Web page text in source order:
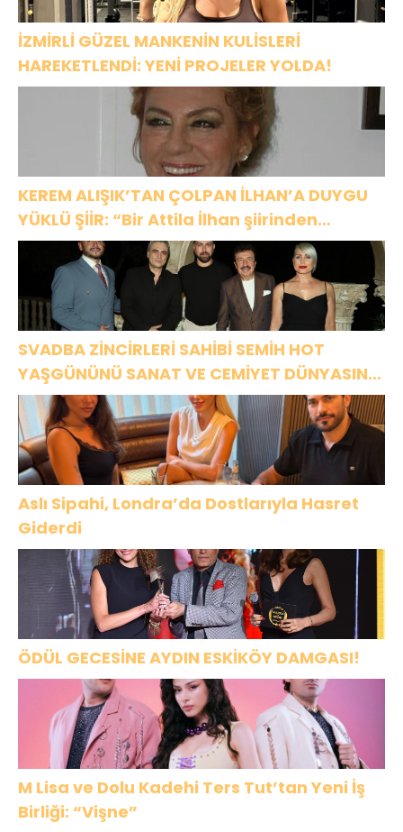
İZMİRLİ GÜZEL MANKENİN KULİSLERİ
HAREKETLENDİ: YENİ PROJELER YOLDA!
KEREM ALIŞIK’TAN ÇOLPAN İLHAN’A DUYGU
YÜKLÜ ŞİİR: “Bir Attila İlhan şiirinden
çıkmıştı sanki”
SVADBA ZİNCİRLERİ SAHİBİ SEMİH HOT
YAŞGÜNÜNÜ SANAT VE CEMİYET DÜNYASININ
ÜNLÜ İSİMLERİYLE KUTLADI!
Aslı Sipahi, Londra’da Dostlarıyla Hasret
Giderdi
ÖDÜL GECESİNE AYDIN ESKİKÖY DAMGASI!
M Lisa ve Dolu Kadehi Ters Tut’tan Yeni İş
Birliği: “Vişne”